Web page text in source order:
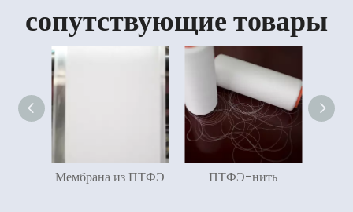
сопутствующие товары
Мембрана из ПТФЭ ПТФЭ-нить